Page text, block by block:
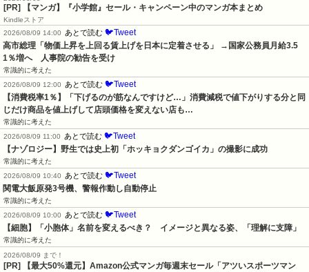
[PR] 【マンガ】『小学館』セール・キャンペーン中のマンガ本まとめ
Kindleストア
2026/08/09 14:00 あとで読む 🐦Tweet
高市総理「物価上昇を上回る賃上げを日本に定着させる」 →国家公務員月給3.5
1％増へ    人事院の勧告を受け
常識的に考えた
2026/08/09 12:00 あとで読む 🐦Tweet
【消費税率1％】「下げるのが筋なんですけど…」消費減税で値下がりする分と同
じだけ商品を値上げして店頭価格を変えない店も…
常識的に考えた
2026/08/09 11:00 あとで読む 🐦Tweet
【ナゾロジー】野生では史上初「ホッキョクダンゴイカ」の撮影に成功
常識的に考えた
2026/08/09 10:40 あとで読む 🐦Tweet
関電大飯原発3号機、警報作動し自動停止
常識的に考えた
2026/08/09 10:00 あとで読む 🐦Tweet
【細胞】「小胞体」名前を変えるべき？　イメージと異なる姿、「理解に支障」
常識的に考えた
2026/08/09 まで！
[PR]
【最大50%還元】Amazon公式マンガ毎週末セール「アツいスポーツマン